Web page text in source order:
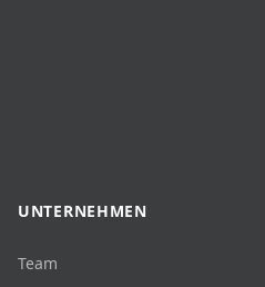
UNTERNEHMEN
Team